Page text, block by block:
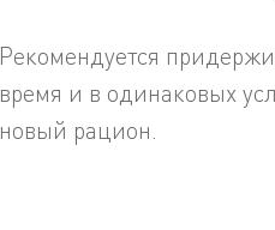
Рекомендуется
время и в одинаковых
новый рацион.